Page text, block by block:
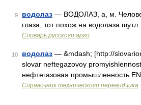
9 водолаз — ВОДОЛАЗ, а, м.
глаза, тот похож на водолаза
Словарь русского арго
10 водолаз — &mdash; [http://
slovar neftegazovoy
нефтегазовая промышленность
Справочник технического переводчика